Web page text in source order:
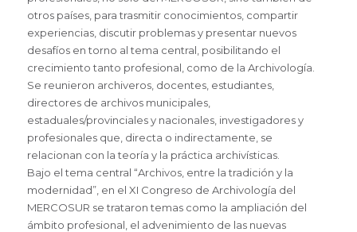
otros países, para trasmitir conocimientos, compartir
experiencias, discutir problemas y presentar nuevos
desafíos en torno al tema central, posibilitando el
crecimiento tanto profesional, como de la Archivología.
Se reunieron archiveros, docentes, estudiantes,
directores de archivos municipales,
estaduales/provinciales y nacionales, investigadores y
profesionales que, directa o indirectamente, se
relacionan con la teoría y la práctica archivísticas.
Bajo el tema central “Archivos, entre la tradición y la
modernidad”, en el XI Congreso de Archivología del
MERCOSUR se trataron temas como la ampliación del
ámbito profesional, el advenimiento de las nuevas